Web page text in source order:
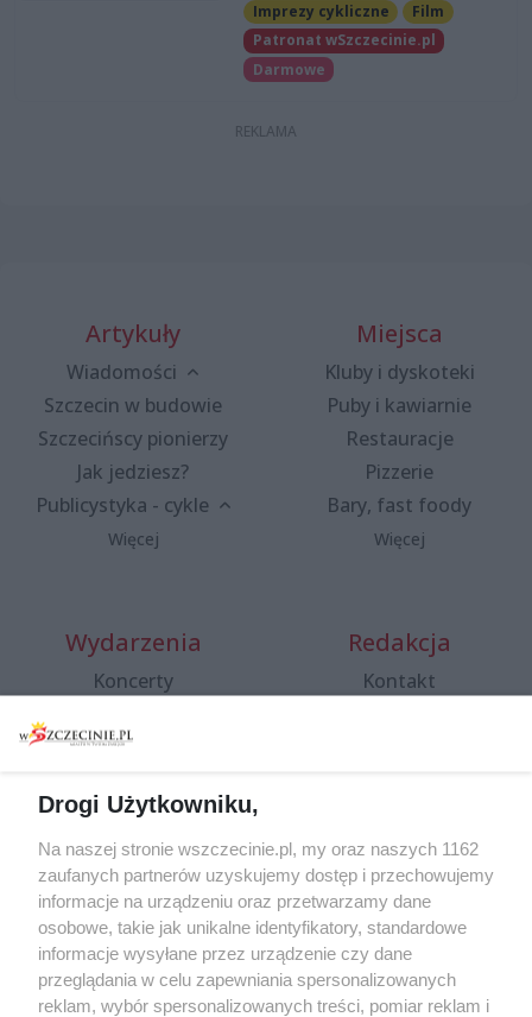
Imprezy cykliczne
Film
Patronat wSzczecinie.pl
Darmowe
Artykuły
Wiadomości
Szczecin w budowie
Szczecińscy pionierzy
Jak jedziesz?
Publicystyka - cykle
Więcej
Miejsca
Kluby i dyskoteki
Puby i kawiarnie
Restauracje
Pizzerie
Bary, fast foody
Więcej
Wydarzenia
Koncerty
Spacery i oprowadzania
targi
Wernisaże
Więcej
Redakcja
Kontakt
Specjalny koncert z okazji
20. urodzin portalu
wSzczecinie.pl
Regulamin konkursów
śniadaniówka "Hej
Szczecin! Jest piątek!"
Drogi Użytkowniku,
Na naszej stronie wszczecinie.pl, my oraz naszych 1162
zaufanych partnerów uzyskujemy dostęp i przechowujemy
informacje na urządzeniu oraz przetwarzamy dane
osobowe, takie jak unikalne identyfikatory, standardowe
informacje wysyłane przez urządzenie czy dane
przeglądania w celu zapewniania spersonalizowanych
reklam, wybór spersonalizowanych treści, pomiar reklam i